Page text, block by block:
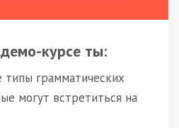
курсе ты:
типы грамматических
могут встретиться на